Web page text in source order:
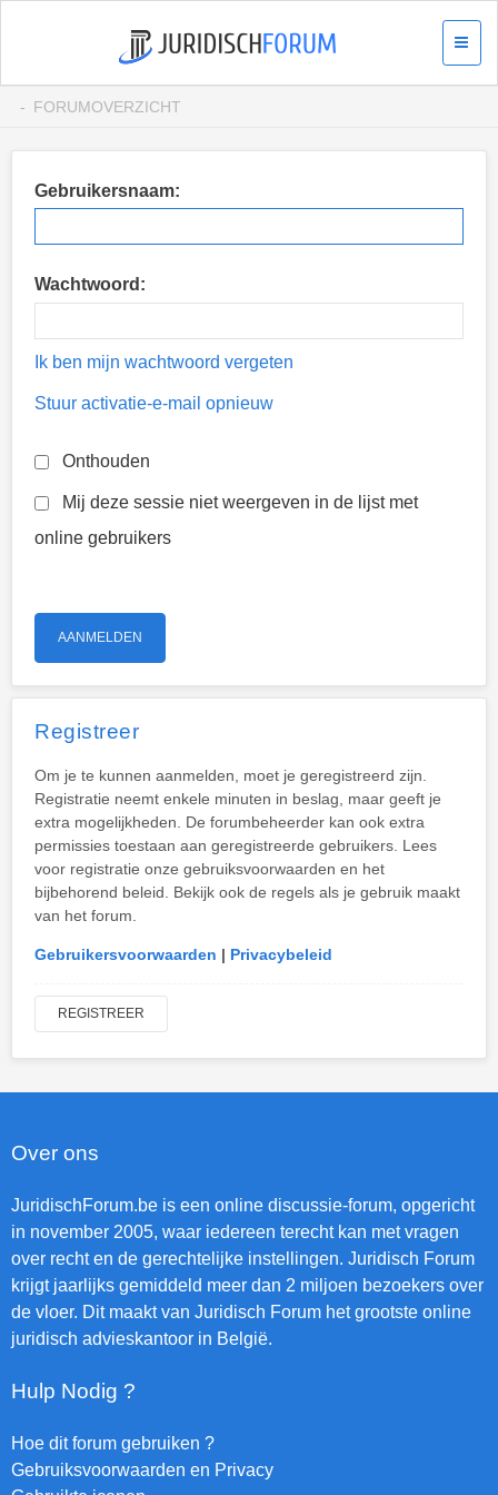
FORUMOVERZICHT
Gebruikersnaam:
Wachtwoord:
Ik ben mijn wachtwoord vergeten
Stuur activatie-e-mail opnieuw
Onthouden
Mij deze sessie niet weergeven in de lijst met
online gebruikers
Registreer
Om je te kunnen aanmelden, moet je geregistreerd zijn.
Registratie neemt enkele minuten in beslag, maar geeft je
extra mogelijkheden. De forumbeheerder kan ook extra
permissies toestaan aan geregistreerde gebruikers. Lees
voor registratie onze gebruiksvoorwaarden en het
bijbehorend beleid. Bekijk ook de regels als je gebruik maakt
van het forum.
Gebruikersvoorwaarden | Privacybeleid
REGISTREER
Over ons
JuridischForum.be is een online discussie-forum, opgericht
in november 2005, waar iedereen terecht kan met vragen
over recht en de gerechtelijke instellingen. Juridisch Forum
krijgt jaarlijks gemiddeld meer dan 2 miljoen bezoekers over
de vloer. Dit maakt van Juridisch Forum het grootste online
juridisch advieskantoor in België.
Hulp Nodig ?
Hoe dit forum gebruiken ?
Gebruiksvoorwaarden en Privacy